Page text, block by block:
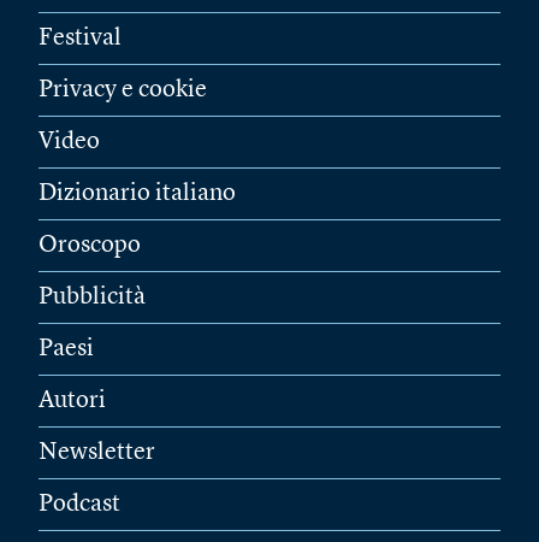
Festival
Privacy e cookie
Video
Dizionario italiano
Oroscopo
Pubblicità
Paesi
Autori
Newsletter
Podcast